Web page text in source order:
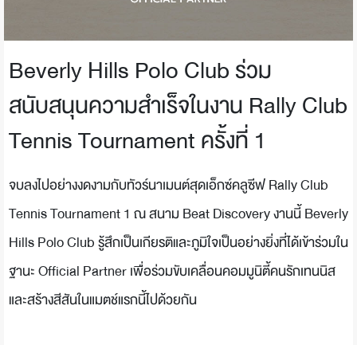
Beverly Hills Polo Club ร่วม
สนับสนุนความสำเร็จในงาน Rally Club
Tennis Tournament ครั้งที่ 1
จบลงไปอย่างงดงามกับทัวร์นาเมนต์สุดเอ็กซ์คลูซีฟ Rally Club
Tennis Tournament 1 ณ สนาม Beat Discovery งานนี้ Beverly
Hills Polo Club รู้สึกเป็นเกียรติและภูมิใจเป็นอย่างยิ่งที่ได้เข้าร่วมใน
ฐานะ Official Partner เพื่อร่วมขับเคลื่อนคอมมูนิตี้คนรักเทนนิส
และสร้างสีสันในแมตช์แรกนี้ไปด้วยกัน